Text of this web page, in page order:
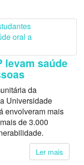
levam saúde
da
Universidade
envolveram mais
de 3.000
Ler mais